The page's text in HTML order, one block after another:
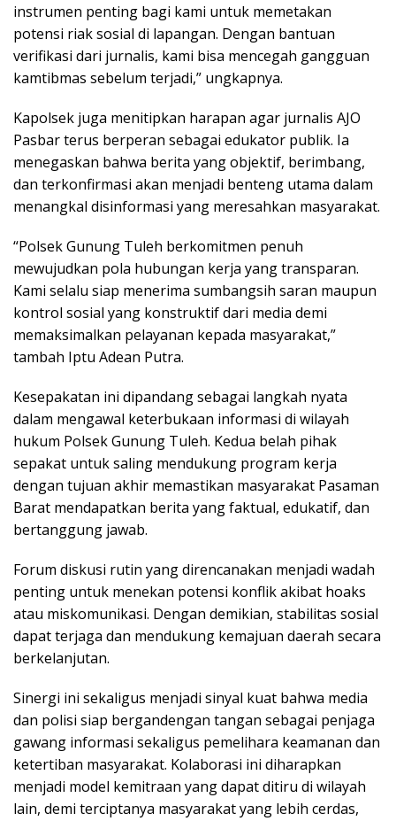
instrumen penting bagi kami untuk memetakan
potensi riak sosial di lapangan. Dengan bantuan
verifikasi dari jurnalis, kami bisa mencegah gangguan
kamtibmas sebelum terjadi,” ungkapnya.
Kapolsek juga menitipkan harapan agar jurnalis AJO
Pasbar terus berperan sebagai edukator publik. Ia
menegaskan bahwa berita yang objektif, berimbang,
dan terkonfirmasi akan menjadi benteng utama dalam
menangkal disinformasi yang meresahkan masyarakat.
“Polsek Gunung Tuleh berkomitmen penuh
mewujudkan pola hubungan kerja yang transparan.
Kami selalu siap menerima sumbangsih saran maupun
kontrol sosial yang konstruktif dari media demi
memaksimalkan pelayanan kepada masyarakat,”
tambah Iptu Adean Putra.
Kesepakatan ini dipandang sebagai langkah nyata
dalam mengawal keterbukaan informasi di wilayah
hukum Polsek Gunung Tuleh. Kedua belah pihak
sepakat untuk saling mendukung program kerja
dengan tujuan akhir memastikan masyarakat Pasaman
Barat mendapatkan berita yang faktual, edukatif, dan
bertanggung jawab.
Forum diskusi rutin yang direncanakan menjadi wadah
penting untuk menekan potensi konflik akibat hoaks
atau miskomunikasi. Dengan demikian, stabilitas sosial
dapat terjaga dan mendukung kemajuan daerah secara
berkelanjutan.
Sinergi ini sekaligus menjadi sinyal kuat bahwa media
dan polisi siap bergandengan tangan sebagai penjaga
gawang informasi sekaligus pemelihara keamanan dan
ketertiban masyarakat. Kolaborasi ini diharapkan
menjadi model kemitraan yang dapat ditiru di wilayah
lain, demi terciptanya masyarakat yang lebih cerdas,